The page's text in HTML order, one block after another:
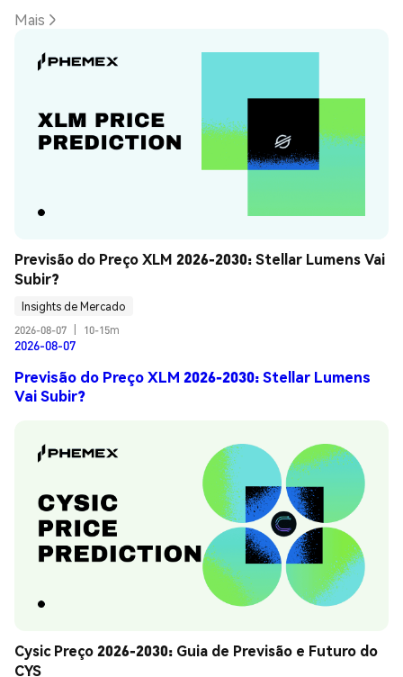
Mais
Previsão do Preço XLM 2026-2030: Stellar Lumens Vai
Subir?
Insights de Mercado
2026-08-07
10-15m
2026-08-07
Previsão do Preço XLM 2026-2030: Stellar Lumens
Vai Subir?
Cysic Preço 2026-2030: Guia de Previsão e Futuro do
CYS